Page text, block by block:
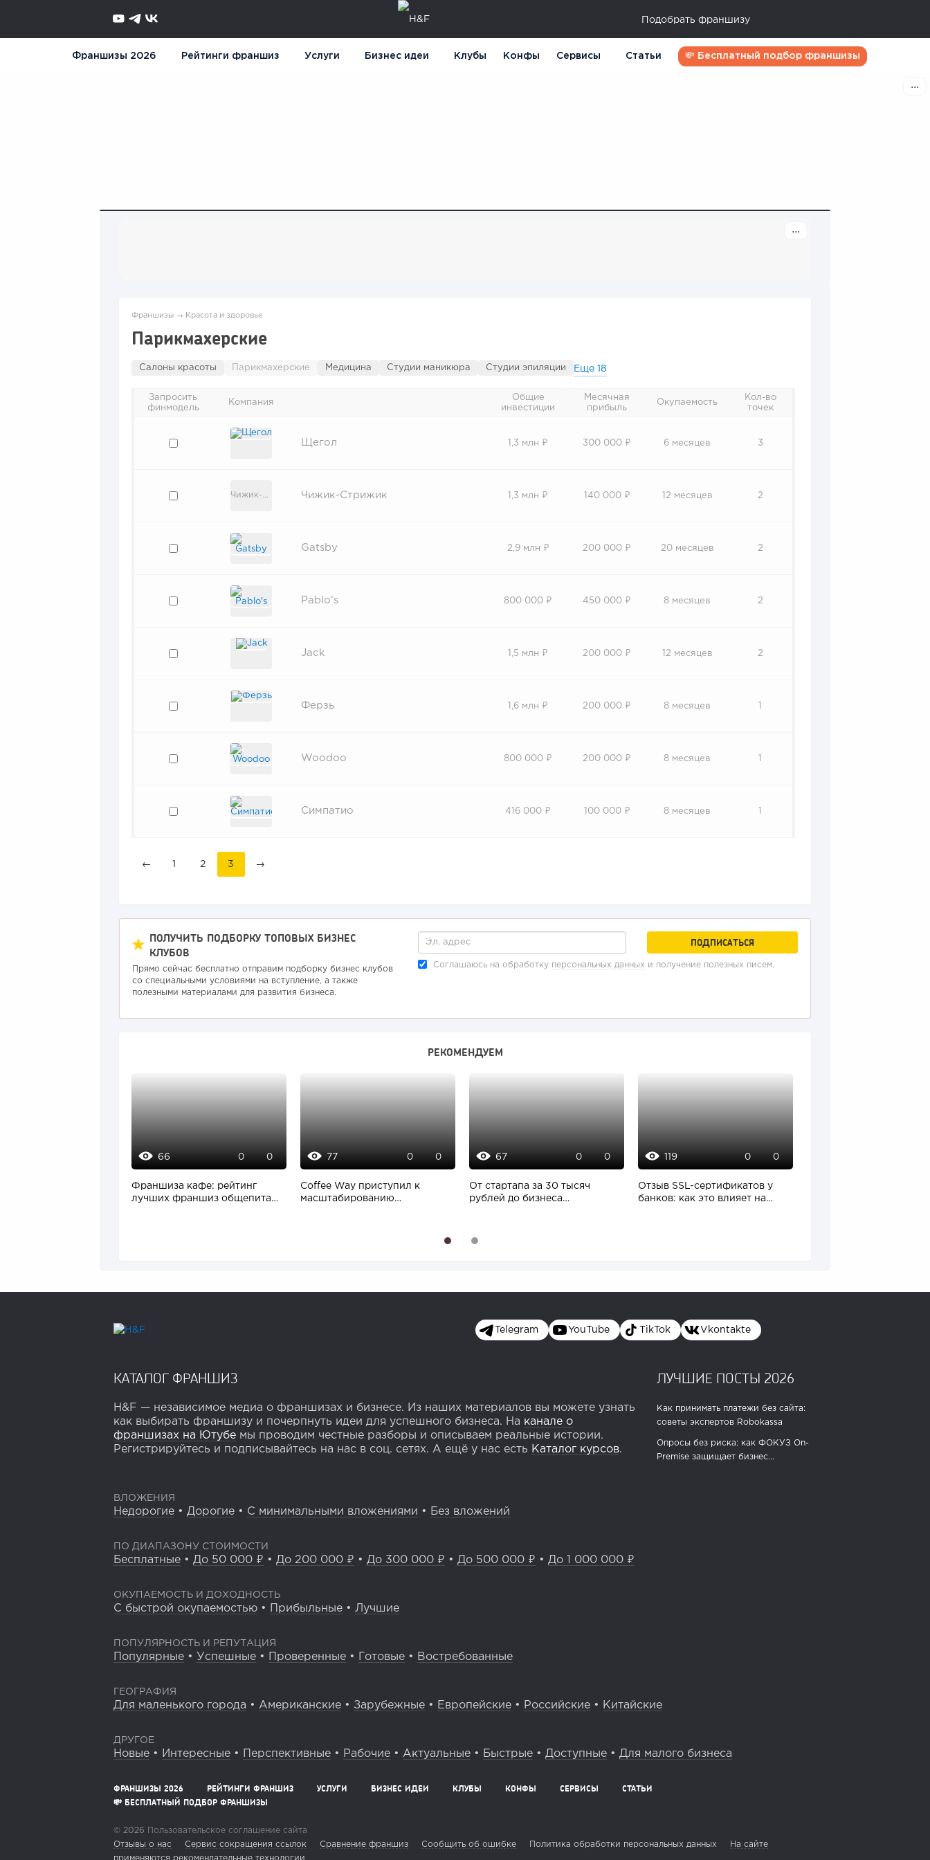
Подобрать франшизу
Франшизы 2026 Рейтинги франшиз Услуги Бизнес идеи Клубы Конфы Сервисы Статьи 💸 Бесплатный подбор франшизы
Франшизы → Красота и здоровье
Парикмахерские
Салоны красоты Парикмахерские Медицина Студии маникюра Студии эпиляции Еще 18
Запросить
финмодель
Компания
Общие
инвестиции
Месячная
прибыль
Окупаемость
Кол-во
точек
Щегол 1,3 млн ₽ 300 000 ₽ 6 месяцев 3
Чижик-Стрижик 1,3 млн ₽ 140 000 ₽ 12 месяцев 2
Gatsby 2,9 млн ₽ 200 000 ₽ 20 месяцев 2
Pablo's 800 000 ₽ 450 000 ₽ 8 месяцев 2
Jack 1,5 млн ₽ 200 000 ₽ 12 месяцев 2
Ферзь 1,6 млн ₽ 200 000 ₽ 8 месяцев
Woodoo 800 000 ₽ 200 000 ₽ 8 месяцев
Симпатио 416 000 ₽ 100 000 ₽ 8 месяцев
← 1 2 3 →
ПОЛУЧИТЬ ПОДБОРКУ ТОПОВЫХ БИЗНЕС
КЛУБОВ
Прямо сейчас бесплатно отправим подборку бизнес клубов
со специальными условиями на вступление, а также
полезными материалами для развития бизнеса.
Соглашаюсь на обработку персональных данных и получение полезных писем.
РЕКОМЕНДУЕМ
66 0 0
Франшиза кафе: рейтинг
лучших франшиз общепита
77 0 0
Coffee Way приступил к
масштабированию
67 0 0
От стартапа за 30 тысяч
рублей до бизнеса
119 0 0
Отзыв SSL-сертификатов у
банков: как это влияет на
1 2
Telegram YouTube TikTok Vkontakte
КАТАЛОГ ФРАНШИЗ
H&F — независимое медиа о франшизах и бизнесе. Из наших материалов вы можете узнать
как выбирать франшизу и почерпнуть идеи для успешного бизнеса. На канале о
франшизах на Ютубе мы проводим честные разборы и описываем реальные истории.
Регистрируйтесь и подписывайтесь на нас в соц. сетях. А ещё у нас есть Каталог курсов.
ЛУЧШИЕ ПОСТЫ 2026
Как принимать платежи без сайта:
советы экспертов Robokassa
Опросы без риска: как ФОКУЗ On-
Premise защищает бизнес...
ВЛОЖЕНИЯ
Недорогие • Дорогие • С минимальными вложениями • Без вложений
ПО ДИАПАЗОНУ СТОИМОСТИ
Бесплатные • До 50 000 ₽ • До 200 000 ₽ • До 300 000 ₽ • До 500 000 ₽ • До 1 000 000 ₽
ОКУПАЕМОСТЬ И ДОХОДНОСТЬ
С быстрой окупаемостью • Прибыльные • Лучшие
ПОПУЛЯРНОСТЬ И РЕПУТАЦИЯ
Популярные • Успешные • Проверенные • Готовые • Востребованные
ГЕОГРАФИЯ
Для маленького города • Американские • Зарубежные • Европейские • Российские • Китайские
ДРУГОЕ
Новые • Интересные • Перспективные • Рабочие • Актуальные • Быстрые • Доступные • Для малого бизнеса
ФРАНШИЗЫ 2026 РЕЙТИНГИ ФРАНШИЗ УСЛУГИ БИЗНЕС ИДЕИ КЛУБЫ КОНФЫ СЕРВИСЫ
СТАТЬИ
💸 БЕСПЛАТНЫЙ ПОДБОР ФРАНШИЗЫ
© 2026 Пользовательское соглашение сайта
Отзывы о нас
Сервис сокращения ссылок Сравнение франшиз Сообщить об ошибке Политика обработки персональных данных
На сайте
применяются рекомендательные технологии